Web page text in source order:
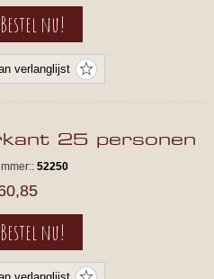
25 personen
52250